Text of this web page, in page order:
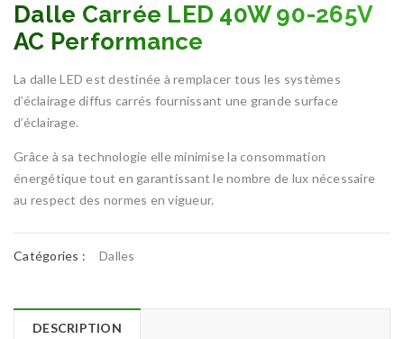
Dalle Carrée LED 40W 90-265V
AC Performance
La dalle LED est destinée à remplacer tous les systèmes
d’éclairage diffus carrés fournissant une grande surface
d’éclairage.
Grâce à sa technologie elle minimise la consommation
énergétique tout en garantissant le nombre de lux nécessaire
au respect des normes en vigueur.
Catégories : Dalles
DESCRIPTION